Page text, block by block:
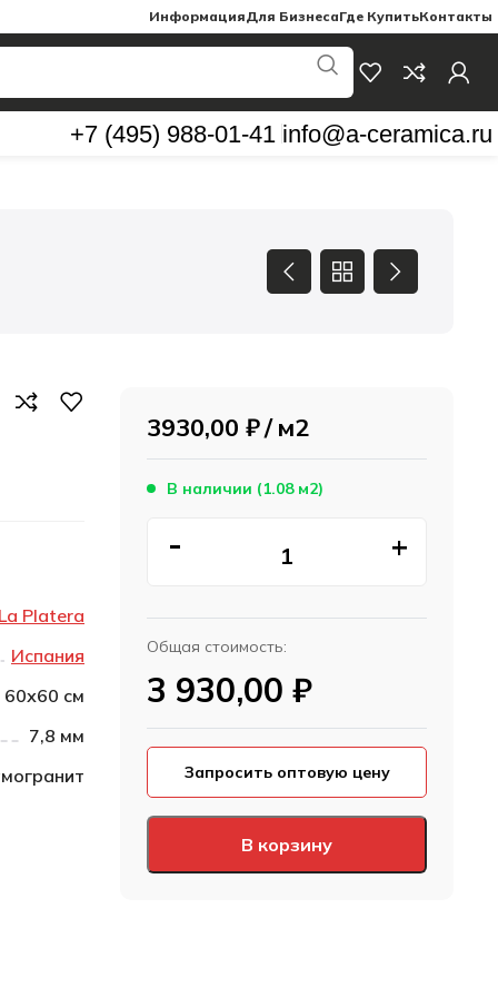
ИнформацияДля БизнесаГде КупитьКонтакты
+7 (495) 988-01-41 info@a-ceramica.ru
Platera
Испания
60х60 см
7,8 мм
3930,00 ₽ м2
В наличии (1.08 м2)
В корзину
Общая стоимость:
3 930,00 ₽
Запросить оптовую цену